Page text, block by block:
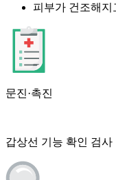
피부가 건조해지
문진·촉진
갑상선 기능 확인 검사